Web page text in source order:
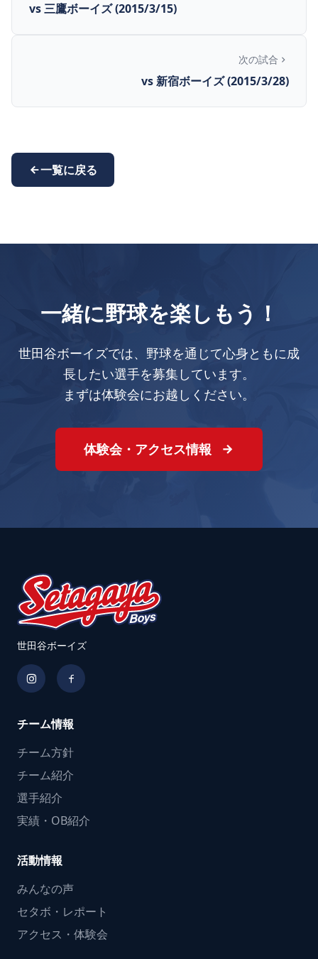
vs 三鷹ボーイズ (2015/3/15)
次の試合
vs 新宿ボーイズ (2015/3/28)
一覧に戻る
一緒に野球を楽しもう！
世田谷ボーイズでは、野球を通じて心身ともに成
長したい選手を募集しています。
まずは体験会にお越しください。
体験会・アクセス情報
世田谷ボーイズ
チーム情報
チーム方針
チーム紹介
選手紹介
実績・OB紹介
活動情報
みんなの声
セタボ・レポート
アクセス・体験会